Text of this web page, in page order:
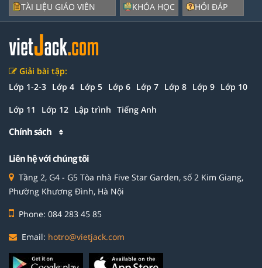
TÀI LIỆU GIÁO VIÊN
KHÓA HỌC
HỎI ĐÁP
Giải bài tập:
Lớp 1-2-3 Lớp 4 Lớp 5 Lớp 6 Lớp 7 Lớp 8 Lớp 9 Lớp 10
Lớp 11 Lớp 12 Lập trình Tiếng Anh
Chính sách
Liên hệ với chúng tôi
Tầng 2, G4 - G5 Tòa nhà Five Star Garden, số 2 Kim Giang,
Phường Khương Đình, Hà Nội
Phone: 084 283 45 85
Email: hotro@vietjack.com